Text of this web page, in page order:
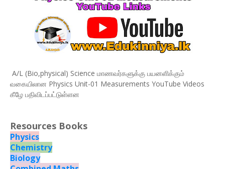
A/L (Bio,physical) Science மாணவர்களுக்கு பயனளிக்கும்
வகையிலான Physics Unit-01 Measurements YouTube Videos
கீழே பதிவிடப்பட்டுள்ளன
Resources Books
Physics
Chemistry
Biology